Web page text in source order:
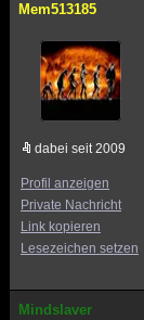
Mem513185
dabei seit 2009
Profil anzeigen
Private Nachricht
Link kopieren
Lesezeichen setzen
Mindslaver